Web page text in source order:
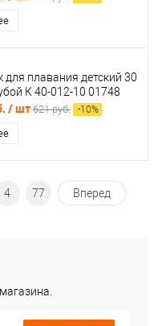
для плавания детский 30
К 40-012-10 01748
/ шт 621 руб. -10%
4 77 Вперед